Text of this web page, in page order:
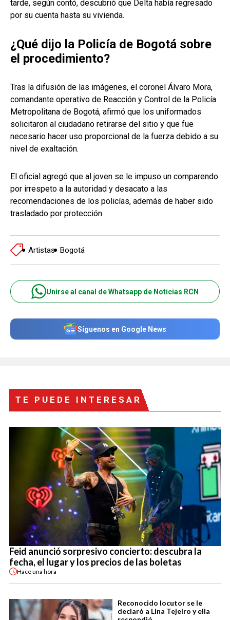
tarde, según contó, descubrió que Delta había regresado
por su cuenta hasta su vivienda.
¿Qué dijo la Policía de Bogotá sobre
el procedimiento?
Tras la difusión de las imágenes, el coronel Álvaro Mora,
comandante operativo de Reacción y Control de la Policía
Metropolitana de Bogotá, afirmó que los uniformados
solicitaron al ciudadano retirarse del sitio y que fue
necesario hacer uso proporcional de la fuerza debido a su
nivel de exaltación.
El oficial agregó que al joven se le impuso un comparendo
por irrespeto a la autoridad y desacato a las
recomendaciones de los policías, además de haber sido
trasladado por protección.
Artistas Bogotá
Unirse al canal de Whatsapp de Noticias RCN
Síguenos en Google News
TE PUEDE INTERESAR
Feid anunció sorpresivo concierto: descubra la
fecha, el lugar y los precios de las boletas
Haceuna hora
Reconocido locutor se le
declaró a Lina Tejeiro y ella